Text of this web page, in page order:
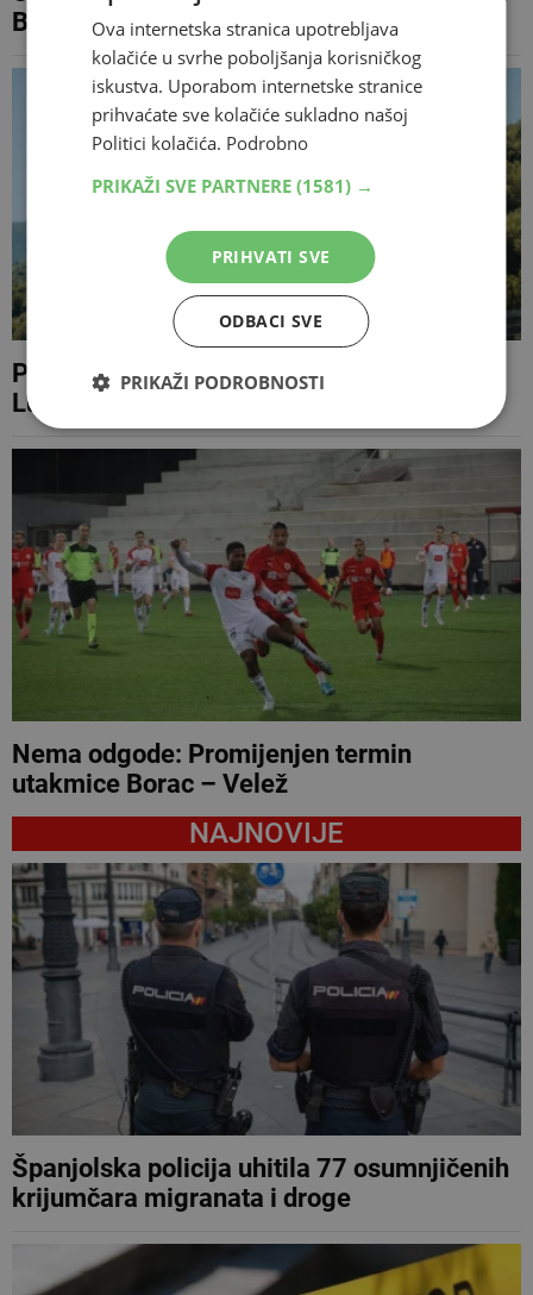
Borca
Pacijent helikopterom prevezen iz Banje
Luke u Trebinje
Nema odgode: Promijenjen termin
utakmice Borac – Velež
NAJNOVIJE
Španjolska policija uhitila 77 osumnjičenih
krijumčara migranata i droge
Ova internetska stranica upotrebljava
kolačiće u svrhe poboljšanja korisničkog
iskustva. Uporabom internetske stranice
prihvaćate sve kolačiće sukladno našoj
Politici kolačića. Podrobno
PRIKAŽI SVE PARTNERE (1581) →
PRIHVATI SVE
ODBACI SVE
PRIKAŽI PODROBNOSTI